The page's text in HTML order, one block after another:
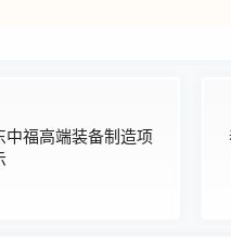
中福高端装备制造项